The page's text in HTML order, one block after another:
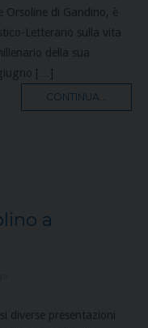
Orsoline di Gandino, è
Letterario sulla vita
della sua
[…]
CONTINUA...
a
diverse presentazioni